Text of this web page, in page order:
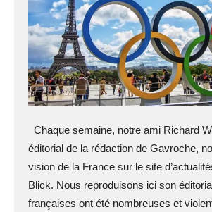
Chaque semaine, notre ami Richard
éditorial de la rédaction de Gavroche,
vision de la France sur le site
Blick. Nous reproduisons ici son
françaises ont été nombreuses et